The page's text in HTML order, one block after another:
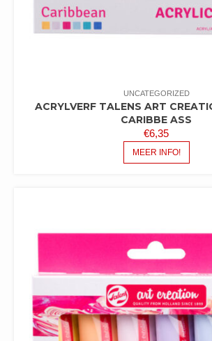
UNCATEGORIZED
ACRYLVERF TALENS ART
CARIBBE ASS
€6,35
MEER INFO!